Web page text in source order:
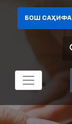
БОШ САҲИФА